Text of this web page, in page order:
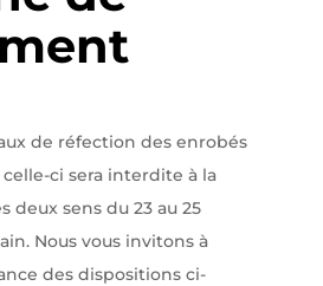
de réfection des enrobés
ci sera interdite à la
deux sens du 23 au 25
Nous vous invitons à
des dispositions ci-